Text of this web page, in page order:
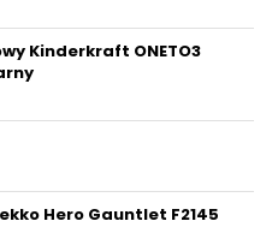
Kinderkraft ONETO3
Hero Gauntlet F2145